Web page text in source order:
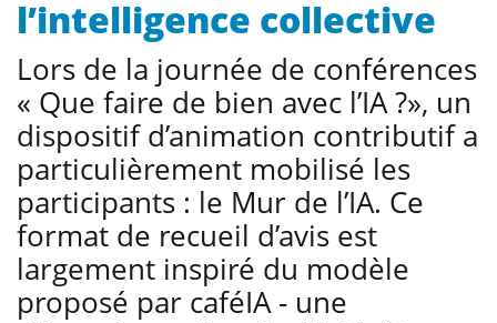
l’intelligence collective
Lors de la journée de conférences
« Que faire de bien avec l’IA ?», un
dispositif d’animation contributif a
particulièrement mobilisé les
participants : le Mur de l’IA. Ce
format de recueil d’avis est
largement inspiré du modèle
proposé par caféIA - une